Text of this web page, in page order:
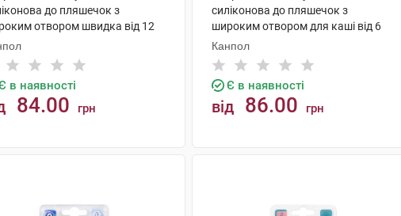
до пляшечок з
отвором швидка від 12
21/722 1 шт
в наявності
84.00 грн
силіконова до пляшечок з
широким отвором для каші від 6
місяців 21/723 1 шт
Канпол
Є в наявності
від 86.00 грн